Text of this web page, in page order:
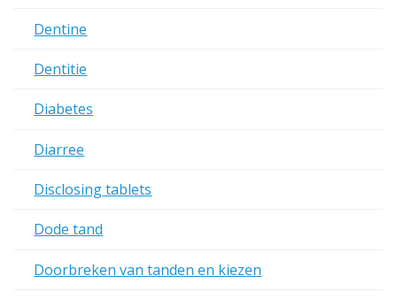
Dentine
Dentitie
Diabetes
Diarree
Disclosing tablets
Dode tand
Doorbreken van tanden en kiezen